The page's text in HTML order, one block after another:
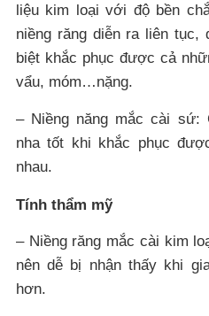
liệu kim loại với độ bền
niềng răng diễn ra liên
biệt khắc phục được cả
vẩu, móm…nặng.
– Niềng năng mắc cài sứ:
nha tốt khi khắc phục
nhau.
Tính thẩm mỹ
– Niềng răng mắc cài kim
nên dễ bị nhận thấy khi
hơn.